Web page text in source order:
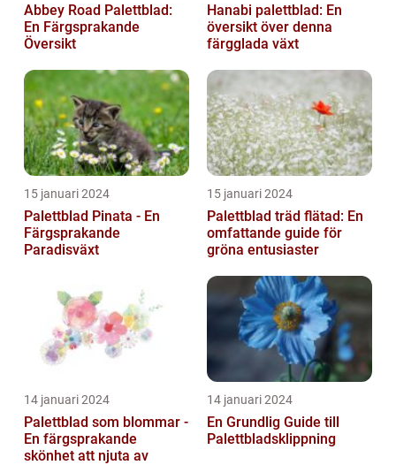
Abbey Road Palettblad:
En Färgsprakande
Översikt
Hanabi palettblad: En
översikt över denna
färgglada växt
15 januari 2024
Palettblad Pinata - En
Färgsprakande
Paradisväxt
15 januari 2024
Palettblad träd flätad: En
omfattande guide för
gröna entusiaster
14 januari 2024
Palettblad som blommar -
En färgsprakande
skönhet att njuta av
14 januari 2024
En Grundlig Guide till
Palettbladsklippning